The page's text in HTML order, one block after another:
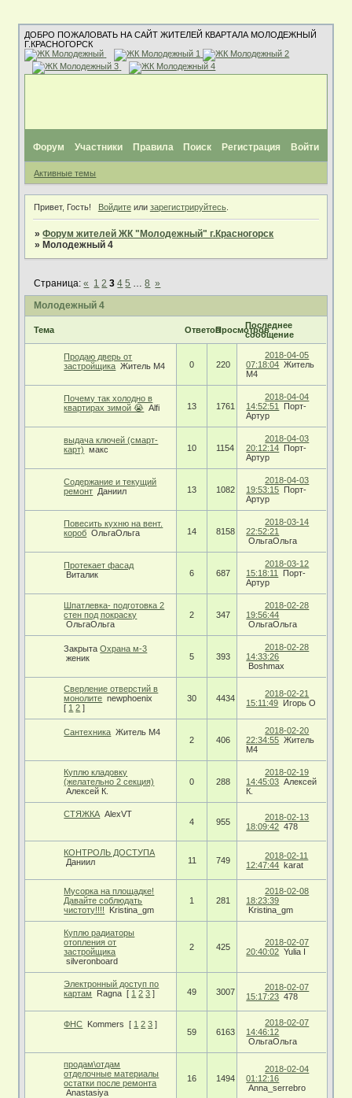
ДОБРО ПОЖАЛОВАТЬ НА САЙТ ЖИТЕЛЕЙ КВАРТАЛА МОЛОДЕЖНЫЙ
Г.КРАСНОГОРСК
Форум Участники Правила Поиск Регистрация Войти
Активные темы
Привет, Гость! Войдитеили зарегистрируйтесь.
»Форум жителей ЖК "Молодежный" г.Красногорск
» Молодежный 4
Молодежный 4
Страница:« 1 2 3 4 5 8 »
Тема ОтветовПросмотровПоследнее
сообщение
Продаю дверь от
застройщика Житель М4 0 220
2018-04-05
07:18:04 Житель
М4
Почему так холодно в
квартирах зимой 😭
Alfi 13 1761
2018-04-04
14:52:51
Порт-
Артур
выдача ключей (смарт-
карт)
макс 10 1154
2018-04-03
20:12:14 Порт-
Артур
Содержание и текущий
ремонт Даниил 13 1082
2018-04-03
19:53:15 Порт-
Артур
Повесить кухню на вент.
короб ОльгаОльга 14 8158
2018-03-14
22:52:21
ОльгаОльга
Протекает фасад
Виталик
6 687
2018-03-12
15:18:11
Порт-
Артур
Шпатлевка- подготовка 2
стен под покраску
ОльгаОльга
2 347
2018-02-28
19:56:44
ОльгаОльга
ЗакрытаОхрана м-3
женик
5 393
2018-02-28
14:33:26
Boshmax
Сверление отверстий в
монолите newphoenix
[ 1 2 ]
30 4434
2018-02-21
15:11:49 Игорь O
Сантехника Житель М4
2
406
2018-02-20
22:34:55 Житель
М4
Куплю кладовку
(желательно 2 секция)
Алексей К.
0 288
2018-02-19
14:45:03 Алексей
К.
СТЯЖКА AlexVT
4
955
2018-02-13
18:09:42 478
КОНТРОЛЬ ДОСТУПА
Даниил
11 749
2018-02-11
12:47:44 karat
Мусорка на площадке!
Давайте соблюдать
чистоту!!!!
Kristina_gm
1 281
2018-02-08
18:23:39
Kristina_gm
Куплю радиаторы
отопления от
застройщика
silveronboard
2 425
2018-02-07
20:40:02 Yulia I
Электронный доступ по
картам
Ragna [ 1 2 3 ] 49 3007
2018-02-07
15:17:23 478
ФНС Kommers [ 1 2 3 ]
59
6163
2018-02-07
14:46:12
ОльгаОльга
продам\отдам
отделочные материалы
остатки после ремонта
Anastasiya
16 1494
2018-02-04
01:12:16
Anna_serrebro